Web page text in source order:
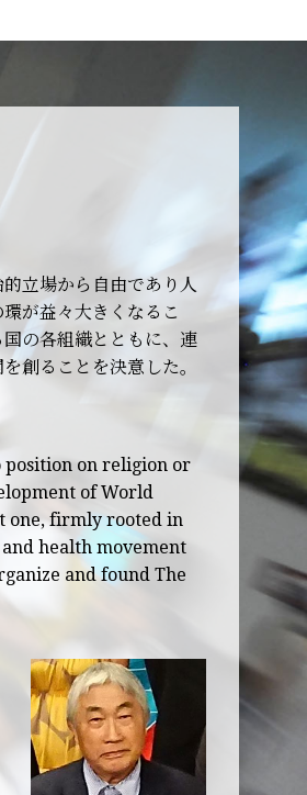
立場から自由であり人
が益々大きくなるこ
の各組織とともに、連
創ることを決意した。
on religion or
of World
one, firmly rooted in
health movement
and found The